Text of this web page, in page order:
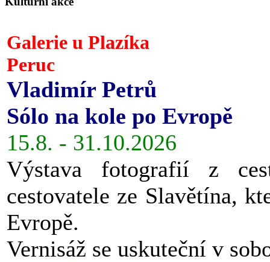
Galerie u Plazíka
Peruc
Vladimír Petrů
Sólo na kole po Evropě
15.8. - 31.10.2026
Výstava fotografií z
cestovatele ze Slavětína,
Evropě.
Vernisáž se uskuteční v